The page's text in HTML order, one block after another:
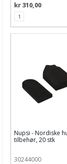
kr 310,00
Nupsi - Nordiske
tilbehør, 20 stk
30244000